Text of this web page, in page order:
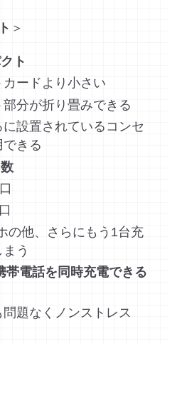
＞
ト
カードより小さい
部分が折り畳みできる
設置されているコンセ
できる
の他、さらにもう1台充
う
帯電話を同時充電できる
題なくノンストレス